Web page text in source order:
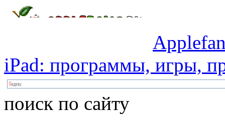
iPad: программы, игры,
поиск по сайту